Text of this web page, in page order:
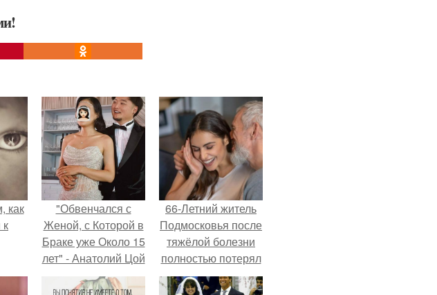
как
к
"Обвенчался с
Женой, с Которой в
Браке уже Около 15
лет" - Анатолий Цой
удивил
поклонников
66-Летний житель
Подмосковья после
тяжёлой болезни
полностью потерял
потенцию, но
решил